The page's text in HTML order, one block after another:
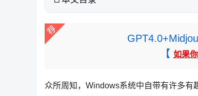
【 如果
众所周知，Windows系统中自带有许多